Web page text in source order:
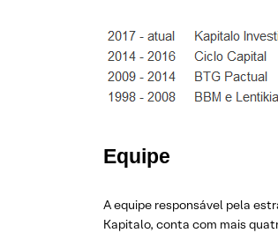
Equipe
A equipe responsável pela
Kapitalo, conta com mais